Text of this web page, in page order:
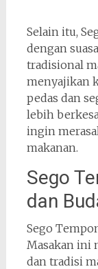
Selain itu,
dengan
tradisional
menyajikan
pedas dan
lebih
ingin
makanan.
Sego
dan
Sego
Masakan ini
dan tradisi